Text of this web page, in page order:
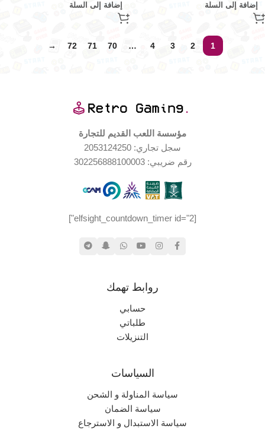
إضافة إلى السلة إضافة إلى السلة
1
2
3
4
…
70
71
72
→
مؤسسة اللعب القديم للتجارة
سجل تجاري: 2053124250
رقم ضريبي: 302256888100003
[elfsight_countdown_timer id="2"]
روابط تهمك
حسابي
طلباتي
التنزيلات
السياسات
سياسة المناولة و الشحن
سياسة الضمان
سياسة الاستبدال و الاسترجاع